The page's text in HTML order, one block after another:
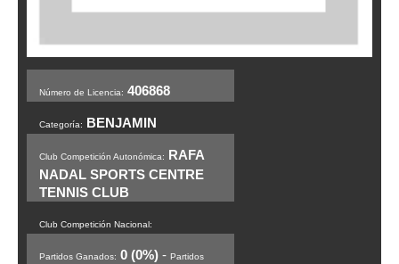
Número de Licencia: 406868
Categoría: BENJAMIN
Club Competición Autonómica: RAFA
NADAL SPORTS CENTRE
TENNIS CLUB
Club Competición Nacional:
Partidos Ganados: 0 (0%) - Partidos